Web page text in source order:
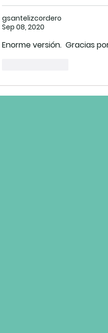
gsantelizcordero
Sep 08, 2020
Enorme versión.  Gracias